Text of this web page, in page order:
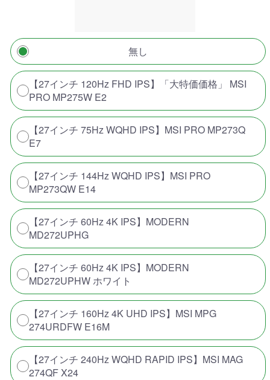
無し
【27インチ 120Hz FHD IPS】「大特価価格」 MSI
PRO MP275W E2
【27インチ 75Hz WQHD IPS】MSI PRO MP273Q
E7
【27インチ 144Hz WQHD IPS】MSI PRO
MP273QW E14
【27インチ 60Hz 4K IPS】MODERN
MD272UPHG
【27インチ 60Hz 4K IPS】MODERN
MD272UPHW ホワイト
【27インチ 160Hz 4K UHD IPS】MSI MPG
274URDFW E16M
【27インチ 240Hz WQHD RAPID IPS】MSI MAG
274QF X24